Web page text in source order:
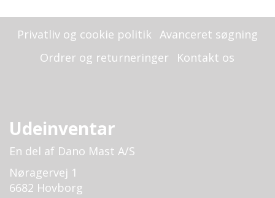
Privatliv og cookie politik Avanceret søgning
Ordrer og returneringer
Kontakt os
Udeinventar
En del af Dano Mast A/S
Nøragervej 1
6682 Hovborg